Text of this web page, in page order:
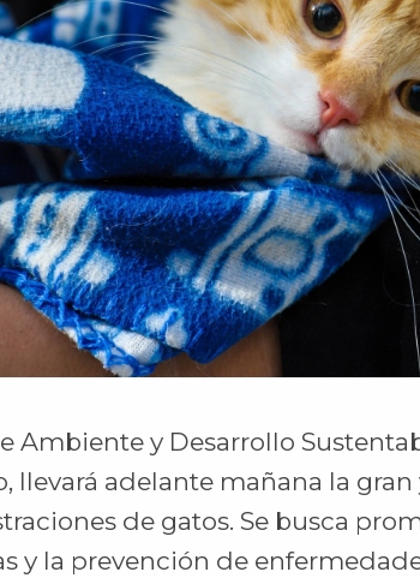
Ambiente y Desarrollo
llevará adelante mañana la
de gatos. Se busca
y la prevención de